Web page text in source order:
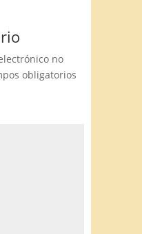
no
obligatorios